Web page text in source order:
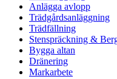
Anlägga avlopp
Trädgårdsanläggning
Trädfällning
Stenspräckning &
Bygga altan
Dränering
Markarbete